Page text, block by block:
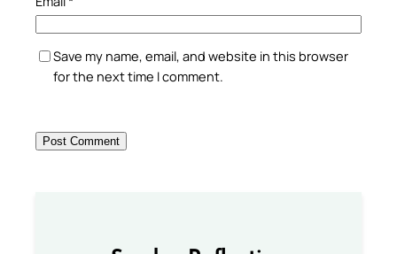
Save my name, email, and website in this browser
for the next time I comment.